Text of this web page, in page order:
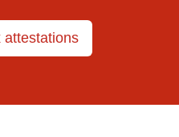
attestations